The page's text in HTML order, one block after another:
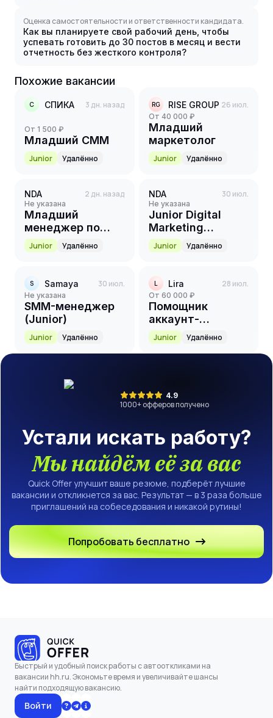
Оценка самостоятельности и ответственности кандидата.
Как вы планируете свой рабочий день, чтобы
успевать готовить до 30 постов в месяц и вести
отчетность без жесткого контроля?
Похожие вакансии
С СПИКА 3 дн. назад
от 1 500 ₽
Младший СММ
Junior Удалённо
RG RISE GROUP 26 июл.
от 40 000 ₽
Младший
маркетолог
Junior Удалённо
NDA 2 дн. назад
Не указана
Младший
менеджер по
маркетингу
Junior Удалённо
NDA 30 июл.
Не указана
Junior Digital
Marketing
Manager
Junior Удалённо
S Samaya 30 июл.
Не указана
SMM-менеджер
(Junior)
Junior Удалённо
L Lira 28 июл.
от 60 000 ₽
Помощник
аккаунт-
менеджера /
менеджера
проектов
Junior Удалённо
4.9
1000+ офферов получено
Устали искать работу?
Мы найдём её за вас
Quick Offer улучшит ваше резюме, подберёт лучшие
вакансии и откликнется за вас. Результат — в 3 раза больше
приглашений на собеседования и никакой рутины!
Попробовать бесплатно
Быстрый и удобный поиск работы с автооткликами на
вакансии hh.ru. Экономьте время и увеличивайте шансы
найти подходящую вакансию.
Войти